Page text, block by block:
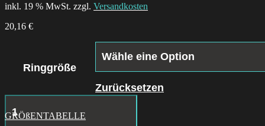
inkl. 19 % MwSt. zzgl. Versandkosten
20,16 €
Ringgröße
Zurücksetzen
Wood
Ring
Menge
GRÖßENTABELLE